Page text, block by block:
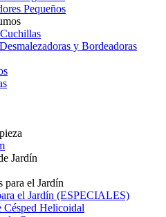
Pequeños
y Bordeadoras
Jardín
para el Jardín
el Jardín (ESPECIALES)
Césped Helicoidal